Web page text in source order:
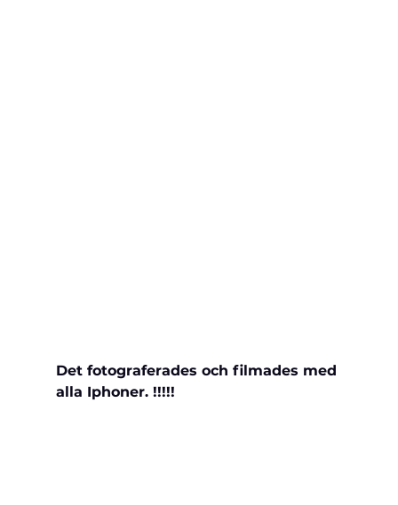
Det fotograferades och filmades med
alla Iphoner. !!!!!